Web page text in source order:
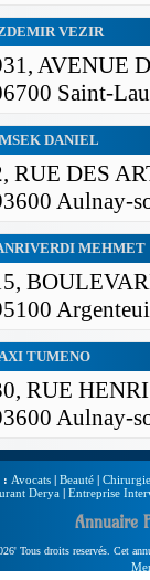
VEZIR
AVENUE
Saint-
DANIEL
RUE DES
Aulnay-
MEHMET
TUMENO
RUE
Aulnay-
: Avocats | Beauté |
Derya | Entreprise
Annuaire
Tous droits reservés. Cet